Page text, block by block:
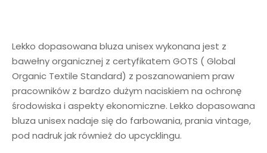
Lekko dopasowana bluza unisex wykonana jest z
bawełny organicznej z certyfikatem GOTS ( Global
Organic Textile Standard) z poszanowaniem praw
pracowników z bardzo dużym naciskiem na ochronę
środowiska i aspekty ekonomiczne. Lekko dopasowana
bluza unisex nadaje się do farbowania, prania vintage,
pod nadruk jak również do upcycklingu.